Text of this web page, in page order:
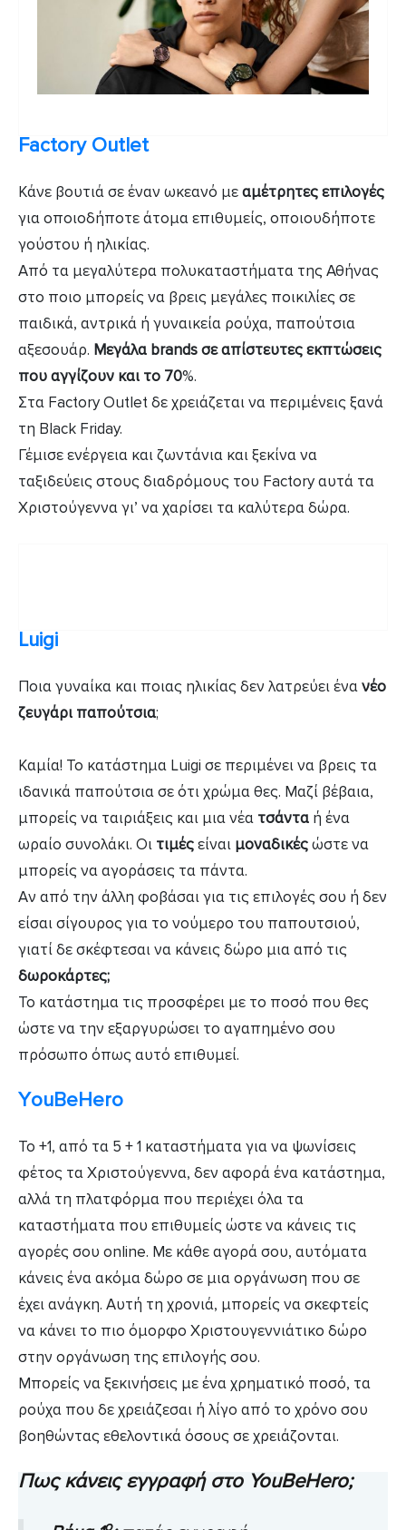
Factory Outlet
Κάνε βουτιά σε έναν ωκεανό μεαμέτρητες επιλογές
για οποιοδήποτε άτομα επιθυμείς, οποιουδήποτε
γούστου ή ηλικίας.
Από τα μεγαλύτερα πολυκαταστήματα της Αθήνας
στο ποιο μπορείς να βρεις μεγάλες ποικιλίες σε
παιδικά, αντρικά ή γυναικεία ρούχα, παπούτσια
αξεσουάρ. Μεγάλα brands σε απίστευτες εκπτώσεις
που αγγίζουν και το 70%.
Στα Factory Outlet δε χρειάζεται να περιμένεις ξανά
τη Black Friday.
Γέμισε ενέργεια και ζωντάνια και ξεκίνα να
ταξιδεύεις στους διαδρόμους του Factory αυτά τα
Χριστούγεννα γι’ να χαρίσει τα καλύτερα δώρα.
Luigi
Ποια γυναίκα και ποιας ηλικίας δεν λατρεύει ένανέο
ζευγάρι παπούτσια;
Καμία! Το κατάστημα Luigi σε περιμένει να βρεις τα
ιδανικά παπούτσια σε ότι χρώμα θες. Μαζί βέβαια,
μπορείς να ταιριάξεις και μια νέα τσάντα ή ένα
ωραίο συνολάκι. Οι τιμέςείναι μοναδικέςώστε να
μπορείς να αγοράσεις τα πάντα.
Αν από την άλλη φοβάσαι για τις επιλογές σου ή δεν
είσαι σίγουρος για το νούμερο του παπουτσιού,
γιατί δε σκέφτεσαι να κάνεις δώρο μια από τις
δωροκάρτες;
Το κατάστημα τις προσφέρει με το ποσό που θες
ώστε να την εξαργυρώσει το αγαπημένο σου
πρόσωπο όπως αυτό επιθυμεί.
ΥouBeHero
To +1, από τα 5 + 1 καταστήματα για να ψωνίσεις
φέτος τα Χριστούγεννα, δεν αφορά ένα κατάστημα,
αλλά τη πλατφόρμα που περιέχει όλα τα
καταστήματα που επιθυμείς ώστε να κάνεις τις
αγορές σου online. Mε κάθε αγορά σου, αυτόματα
κάνεις ένα ακόμα δώρο σε μια οργάνωση που σε
έχει ανάγκη. Αυτή τη χρονιά, μπορείς να σκεφτείς
να κάνει το πιο όμορφο Χριστουγεννιάτικο δώρο
στην οργάνωση της επιλογής σου.
Μπορείς να ξεκινήσεις με ένα χρηματικό ποσό, τα
ρούχα που δε χρειάζεσαι ή λίγο από το χρόνο σου
βοηθώντας εθελοντικά όσους σε χρειάζονται.
Πως κάνεις εγγραφή στο YouBeHero;
ο